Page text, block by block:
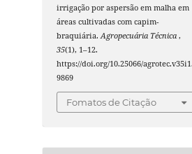
irrigação por aspersão em malha em
áreas cultivadas com capim-
braquiária.Agropecuária Técnica,
35(1), 1–12.
https://doi.org/10.25066/agrotec.v35i1.
9869
Fomatos de Citação